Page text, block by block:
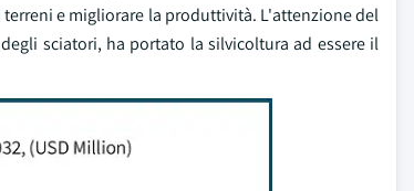
e migliorare la produttività. L'attenzione del
sciatori, ha portato la silvicoltura ad essere il